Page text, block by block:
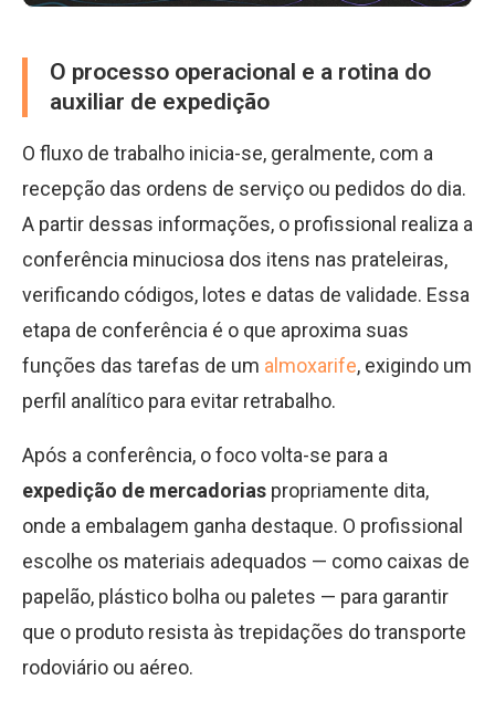
O processo operacional e a rotina do
auxiliar de expedição
O fluxo de trabalho inicia-se, geralmente, com a
recepção das ordens de serviço ou pedidos do dia.
A partir dessas informações, o profissional realiza a
conferência minuciosa dos itens nas prateleiras,
verificando códigos, lotes e datas de validade. Essa
etapa de conferência é o que aproxima suas
funções das tarefas de um almoxarife, exigindo um
perfil analítico para evitar retrabalho.
Após a conferência, o foco volta-se para a
expedição de mercadorias propriamente dita,
onde a embalagem ganha destaque. O profissional
escolhe os materiais adequados — como caixas de
papelão, plástico bolha ou paletes — para garantir
que o produto resista às trepidações do transporte
rodoviário ou aéreo.